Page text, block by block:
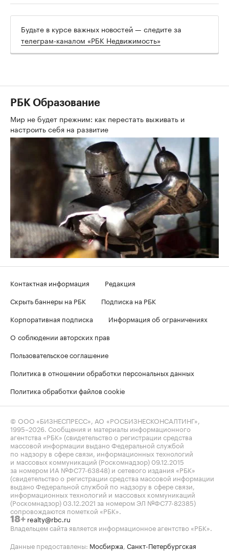
Будьте в курсе важных новостей — следите за
телеграм-каналом «РБК Недвижимость»
РБК Образование
Мир не будет прежним: как перестать выживать и
настроить себя на развитие
Контактная информация
Редакция
Скрыть баннеры на РБК
Подписка на РБК
Корпоративная подписка
Информация об ограничениях
О соблюдении авторских прав
Пользовательское соглашение
Политика в отношении обработки персональных данных
Политика обработки файлов cookie
© ООО «БИЗНЕСПРЕСС», АО «РОСБИЗНЕСКОНСАЛТИНГ»,
1995–2026. Сообщения и материалы информационного
агентства «РБК» (свидетельство о регистрации средства
массовой информации выдано Федеральной службой
по надзору в сфере связи, информационных технологий
и массовых коммуникаций (Роскомнадзор) 09.12.2015
за номером ИА №ФС77-63848) и сетевого издания «РБК»
(свидетельство о регистрации средства массовой информации
выдано Федеральной службой по надзору в сфере связи,
информационных технологий и массовых коммуникаций
(Роскомнадзор) 03.12.2021 за номером ЭЛ №ФС77-82385)
сопровождаются пометкой «РБК».
18+ realty@rbc.ru
Владельцем сайта является информационное агентство «РБК».
Данные предоставлены: Мосбиржа, Санкт-Петербургская